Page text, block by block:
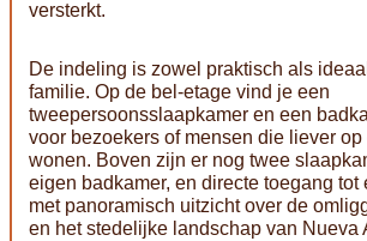
versterkt.
De indeling is zowel praktisch als
familie. Op de bel-etage vind je een
tweepersoonsslaapkamer en een
voor bezoekers of mensen die liever
wonen. Boven zijn er nog twee
eigen badkamer, en directe toegang tot
met panoramisch uitzicht over de
en het stedelijke landschap van Nueva